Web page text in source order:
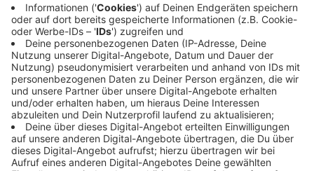
Baugebiet zweispurig ausgebaut sein. An einer neu
geschaffenen Ampel, die Zu- und Ausfahrten aus dem
Baugebiet regelt, wird die zweite Spur zur
Abbiegespur in das Wohngebiet. Außerdem wird die
Bushaltestelle „Mönkingheide“ in Richtung Münster
verlegt. Die sogenannte „Mobilstation“ soll dann direkt
an der Ausfahrt des Baugebietes ihren endgültigen
Platz finden.